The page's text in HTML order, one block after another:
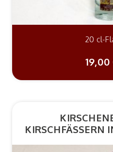
20 cl-
19,00
KIRSCHFÄSSERN